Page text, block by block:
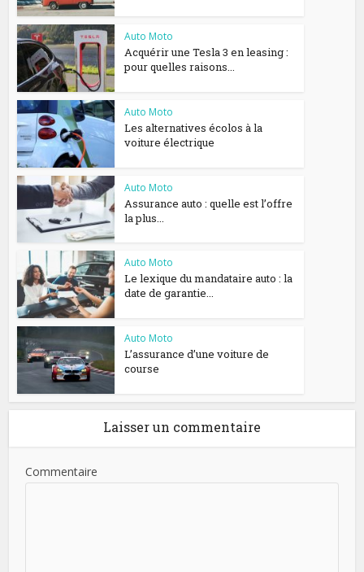
Auto Moto
Acquérir une Tesla 3 en leasing :
pour quelles raisons...
Auto Moto
Les alternatives écolos à la
voiture électrique
Auto Moto
Assurance auto : quelle est l’offre
la plus...
Auto Moto
Le lexique du mandataire auto : la
date de garantie...
Auto Moto
L’assurance d’une voiture de
course
Laisser un commentaire
Commentaire